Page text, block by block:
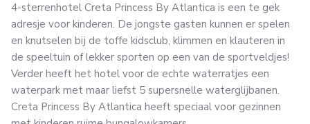
4-sterrenhotel Creta Princess By Atlantica is een te gek
adresje voor kinderen. De jongste gasten kunnen er spelen
en knutselen bij de toffe kidsclub, klimmen en klauteren in
de speeltuin of lekker sporten op een van de sportveldjes!
Verder heeft het hotel voor de echte waterratjes een
waterpark met maar liefst 5 supersnelle waterglijbanen.
Creta Princess By Atlantica heeft speciaal voor gezinnen